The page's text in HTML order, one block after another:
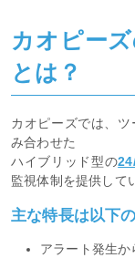
カオピー
とは？
カオピーズでは、
み合わせた
ハイブリッド型の
監視体制を提供して
主な特長は以下
アラート発生